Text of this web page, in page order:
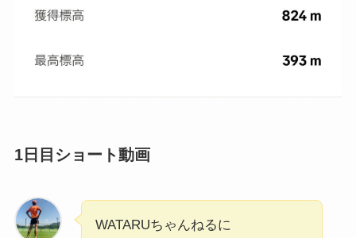
1日目ショート動画
WATARUちゃんねるに